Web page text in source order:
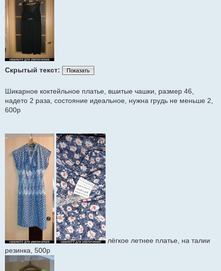
Скрытый текст: Показать
Шикарное коктейльное платье, вшитые чашки, размер 46,
надето 2 раза, состояние идеальное, нужна грудь не меньше 2,
600р
лёгкое летнее платье, на талии
резинка, 500р